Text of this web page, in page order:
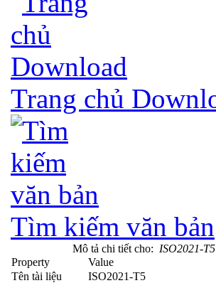
Trang chủ
Tìm kiếm văn bản
Mô tả chi tiết cho: ISO2021-T5
Property
Value
Tên tài liệu
ISO2021-T5